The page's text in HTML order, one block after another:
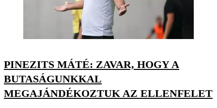
PINEZITS MÁTÉ: ZAVAR, HOGY A
BUTASÁGUNKKAL
MEGAJÁNDÉKOZTUK AZ ELLENFELET